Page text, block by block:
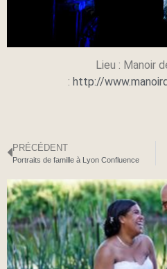
Lieu : Manoir
: http://
PRÉCÉDENT
Portraits de famille à Lyon Confluence